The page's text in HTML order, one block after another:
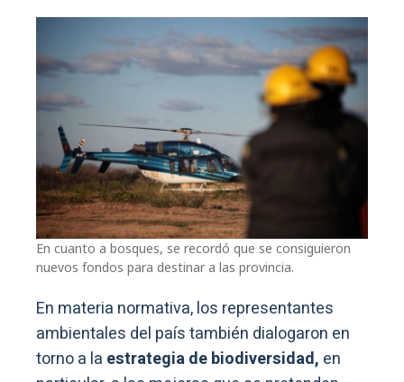
En cuanto a bosques, se recordó que se consiguieron
nuevos fondos para destinar a las provincia.
En materia normativa, los representantes
ambientales del país también dialogaron en
torno a la estrategia de biodiversidad, en